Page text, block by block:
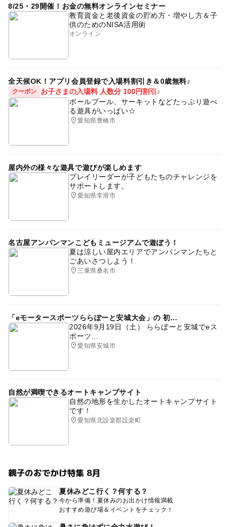
8/25・29開催！お金の無料オンラインセミナー
教育資金と老後資金の貯め方・増やし方＆子
供のためのNISA活用術
オンライン
全天候OK！アプリ会員登録で入場料割引き＆0歳無料♪
クーポン
お子さまの入場料 人数分 100円割引♪
ボールプール、サーキットなどたっぷり遊べ
る遊具がいっぱい☆
愛知県豊橋市
屋内外の様々な遊具で遊びが楽しめます
プレイリーダーが子どもたちのチャレンジを
サポートします。
愛知県常滑市
名古屋アンパンマンこどもミュージアムで遊ぼう！
夏は涼しい屋内エリアでアンパンマンたちと
ごあいさつしよう！
三重県桑名市
「eモータースポーツららぽーと安城大会」の 初...
2026年9月19日（土） ららぽーと安城でeス
ポーツ...
愛知県安城市
自然が満喫できるオートキャンプサイト
自然の地形を生かしたオートキャンプサイト
です！
愛知県北設楽郡設楽町
親子のおでかけ特集 8月
夏休みどこ行く？何する？
今から準備！夏休みのお出かけ情報満載
おすすめ遊び場＆イベントをチェック！